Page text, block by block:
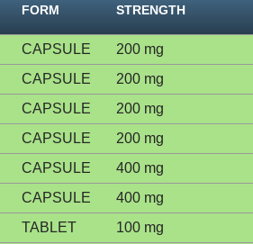
FORM STRENGTH
CAPSULE 200 mg
CAPSULE 200 mg
CAPSULE 200 mg
CAPSULE 200 mg
CAPSULE 400 mg
CAPSULE 400 mg
TABLET 100 mg